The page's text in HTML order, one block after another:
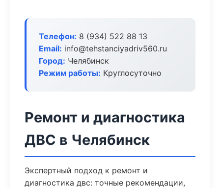
Телефон: 8 (934) 522 88 13
Email: info@tehstanciyadriv560.ru
Город: Челябинск
Режим работы: Круглосуточно
Ремонт и диагностика
ДВС в Челябинск
Экспертный подход к ремонт и
диагностика двс: точные рекомендации,